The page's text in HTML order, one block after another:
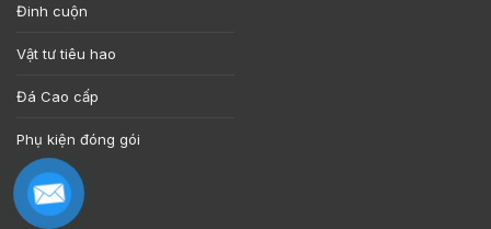
Đinh cuộn
Vật tư tiêu hao
Đá Cao cấp
Phụ kiện đóng gói